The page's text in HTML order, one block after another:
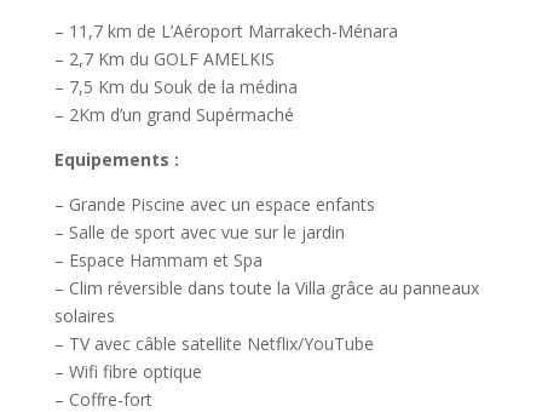
– 11,7 km de L’Aéroport Marrakech-Ménara
– 2,7 Km du GOLF AMELKIS
– 7,5 Km du Souk de la médina
– 2Km d’un grand Supérmaché
Equipements :
– Grande Piscine avec un espace enfants
– Salle de sport avec vue sur le jardin
– Espace Hammam et Spa
– Clim réversible dans toute la Villa grâce au panneaux
solaires
– TV avec câble satellite Netflix/YouTube
– Wifi fibre optique
– Coffre-fort